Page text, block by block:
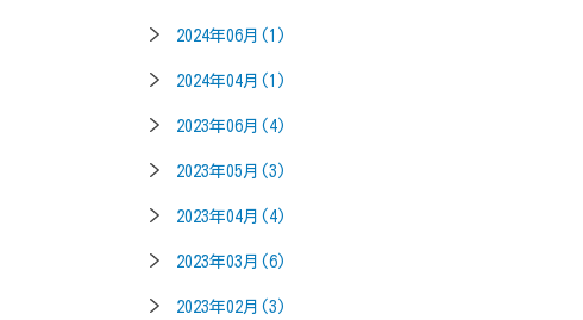
2024年06月(1)
2024年04月(1)
2023年06月(4)
2023年05月(3)
2023年04月(4)
2023年03月(6)
2023年02月(3)